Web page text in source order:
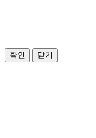
확인 닫기